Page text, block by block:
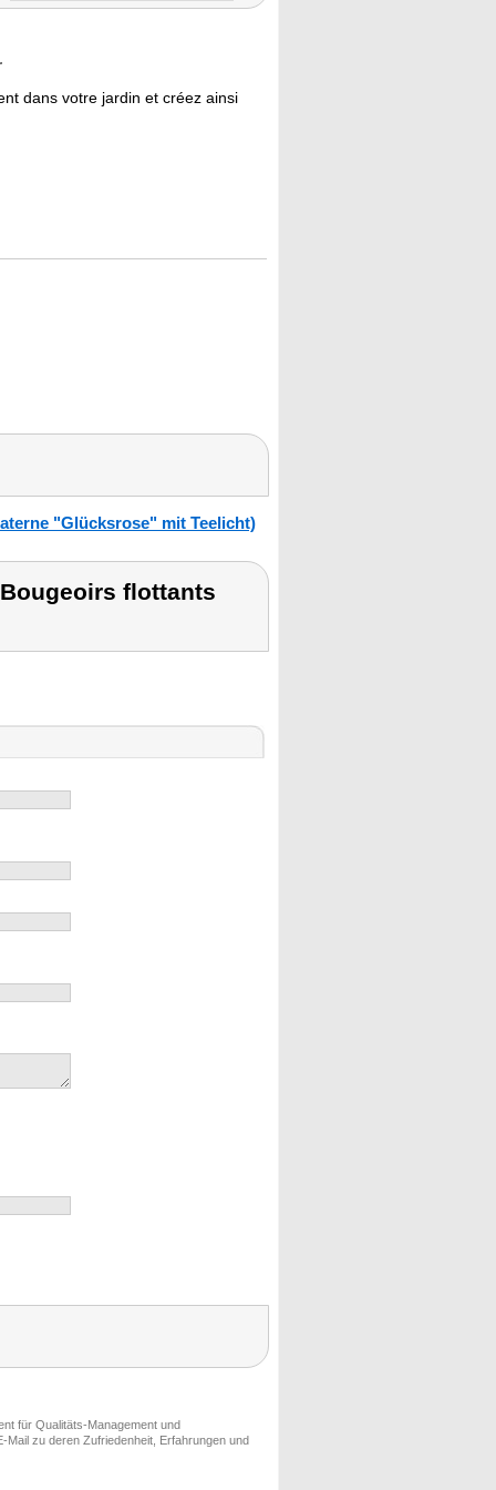
dans votre jardin et créez ainsi
"Glücksrose" mit Teelicht)
flottants
für Qualitäts-Management und
zu deren Zufriedenheit, Erfahrungen und